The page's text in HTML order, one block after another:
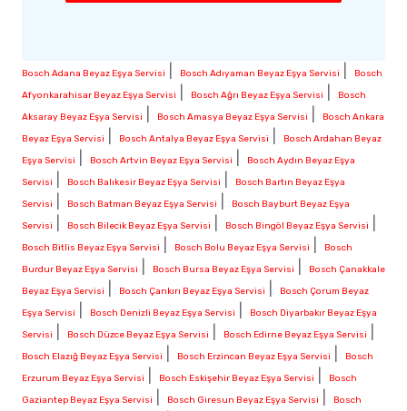
Bosch Adana Beyaz Eşya Servisi Bosch Adıyaman Beyaz Eşya Servisi
Bosch
Afyonkarahisar Beyaz Eşya Servisi
Bosch Ağrı Beyaz Eşya Servisi
Bosch
Aksaray Beyaz Eşya Servisi
Bosch Amasya Beyaz Eşya Servisi
Bosch Ankara
Beyaz Eşya Servisi
Bosch Antalya Beyaz Eşya Servisi
Bosch Ardahan Beyaz
Eşya Servisi
Bosch Artvin Beyaz Eşya Servisi
Bosch Aydın Beyaz Eşya
Servisi
Bosch Balıkesir Beyaz Eşya Servisi
Bosch Bartın Beyaz Eşya
Servisi
Bosch Batman Beyaz Eşya Servisi
Bosch Bayburt Beyaz Eşya
Servisi
Bosch Bilecik Beyaz Eşya Servisi Bosch Bingöl Beyaz Eşya Servisi
Bosch Bitlis Beyaz Eşya Servisi Bosch Bolu Beyaz Eşya Servisi
Bosch
Burdur Beyaz Eşya Servisi
Bosch Bursa Beyaz Eşya Servisi
Bosch Çanakkale
Beyaz Eşya Servisi
Bosch Çankırı Beyaz Eşya Servisi
Bosch Çorum Beyaz
Eşya Servisi
Bosch Denizli Beyaz Eşya Servisi
Bosch Diyarbakır Beyaz Eşya
Servisi
Bosch Düzce Beyaz Eşya Servisi Bosch Edirne Beyaz Eşya Servisi
Bosch Elazığ Beyaz Eşya Servisi Bosch Erzincan Beyaz Eşya Servisi
Bosch
Erzurum Beyaz Eşya Servisi
Bosch Eskişehir Beyaz Eşya Servisi
Bosch
Gaziantep Beyaz Eşya Servisi
Bosch Giresun Beyaz Eşya Servisi
Bosch